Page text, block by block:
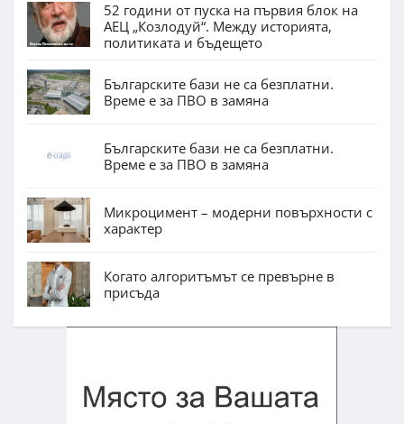
52 години от пуска на първия блок на
АЕЦ „Козлодуй“. Между историята,
политиката и бъдещето
Българските бази не са безплатни.
Време е за ПВО в замяна
Българските бази не са безплатни.
Време е за ПВО в замяна
Микроцимент – модерни повърхности с
характер
Когато алгоритъмът се превърне в
присъда